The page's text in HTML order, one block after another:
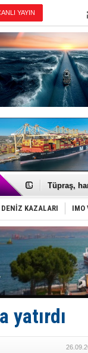
YAYIN
Anadolu
Tüpraş,
İTU AUV,
LNG
PROYAD,
Türkiye-
Türk
Deniz
DÖDER,
Fairline,
Baltık
Runit
Türk
DENİZ KAZALARI IMO
yatırdı